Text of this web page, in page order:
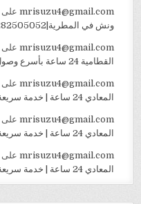
mrisuzu4@gmail.comعلى
ونش في المطرية|01282505052
mrisuzu4@gmail.comعلى
القطامية 24 ساعة بأسرع وصول
mrisuzu4@gmail.comعلى
المعادي 24 ساعة | خدمة سريعة وآمنة
mrisuzu4@gmail.comعلى
المعادي 24 ساعة | خدمة سريعة وآمنة
mrisuzu4@gmail.comعلى
المعادي 24 ساعة | خدمة سريعة وآمنة